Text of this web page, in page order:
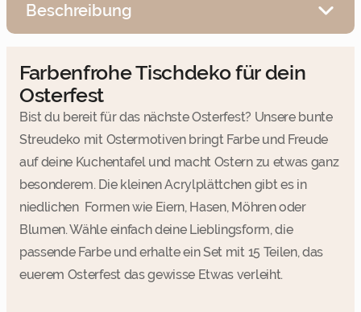
Beschreibung
Farbenfrohe Tischdeko für dein
Osterfest
Bist du bereit für das nächste Osterfest? Unsere bunte
Streudeko mit Ostermotiven bringt Farbe und Freude
auf deine Kuchentafel und macht Ostern zu etwas ganz
besonderem. Die kleinen Acrylplättchen gibt es in
niedlichen Formen wie Eiern, Hasen, Möhren oder
Blumen. Wähle einfach deine Lieblingsform, die
passende Farbe und erhalte ein Set mit 15 Teilen, das
euerem Osterfest das gewisse Etwas verleiht.